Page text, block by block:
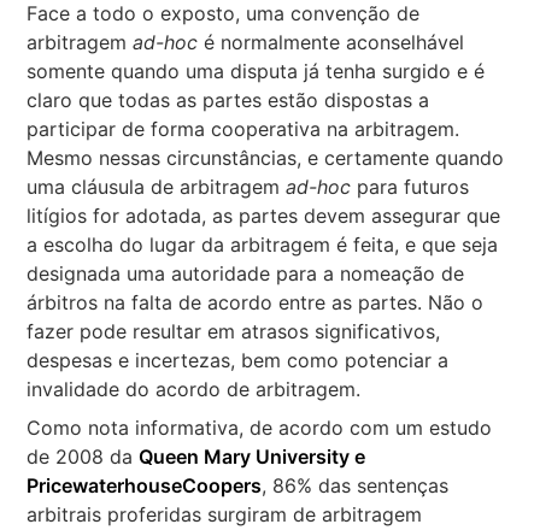
Face a todo o exposto, uma convenção de
arbitragemad-hoc é normalmente aconselhável
somente quando uma disputa já tenha surgido e é
claro que todas as partes estão dispostas a
participar de forma cooperativa na arbitragem.
Mesmo nessas circunstâncias, e certamente quando
uma cláusula de arbitragemad-hoc para futuros
litígios for adotada, as partes devem assegurar que
a escolha do lugar da arbitragem é feita, e que seja
designada uma autoridade para a nomeação de
árbitros na falta de acordo entre as partes. Não o
fazer pode resultar em atrasos significativos,
despesas e incertezas, bem como potenciar a
invalidade do acordo de arbitragem.
Como nota informativa, de acordo com um estudo
de 2008 daQueen Mary University e
PricewaterhouseCoopers, 86% das sentenças
arbitrais proferidas surgiram de arbitragem